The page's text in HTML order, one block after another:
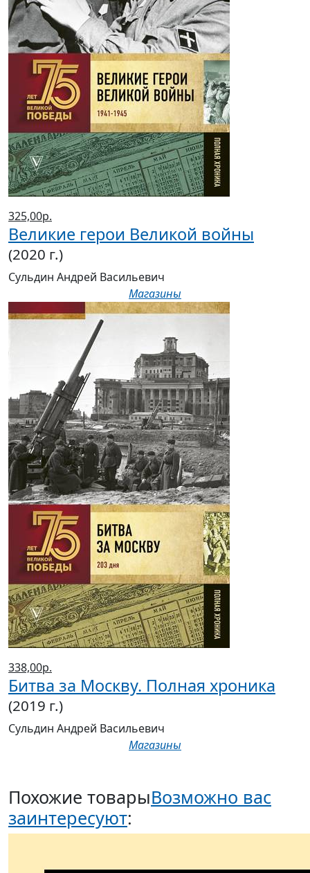
325,00р.
Великие герои Великой войны
(2020 г.)
Сульдин Андрей Васильевич
Магазины
338,00р.
Битва за Москву. Полная хроника
(2019 г.)
Сульдин Андрей Васильевич
Магазины
Похожие товарыВозможно вас
заинтересуют: